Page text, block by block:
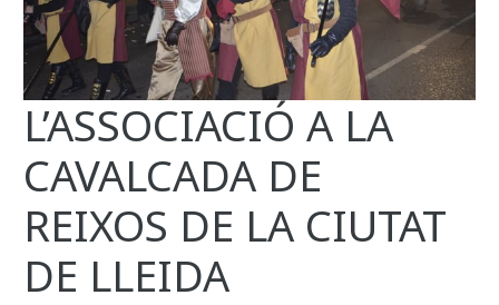
L’ASSOCIACIÓ A LA
CAVALCADA DE
REIXOS DE LA CIUTAT
DE LLEIDA